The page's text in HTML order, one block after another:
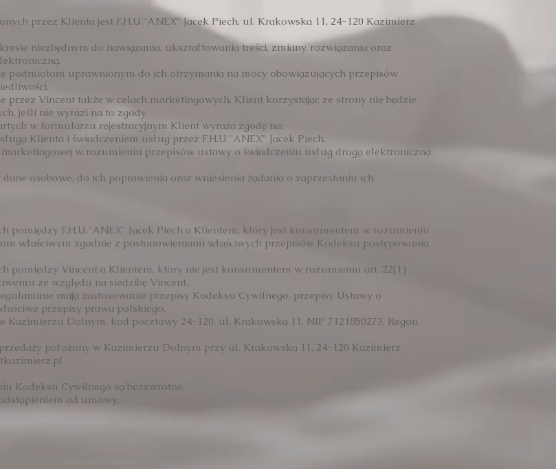
przez Klienta jest F.H.U.''ANEX'' Jacek Piech, ul. Krakowska 11, 24-120 Kazimierz
niezbędnym do nawiązania, ukształtowania treści, zmiany, rozwiązania oraz
podmiotom uprawnionym do ich otrzymania na mocy obowiązujących przepisów
przez Vincent także w celach marketingowych. Klient korzystając ze strony nie będzie
jeśli nie wyrazi na to zgody.
w formularzu rejestracyjnym Klient wyraża zgodę na:
Klienta i świadczeniem usług przez F.H.U.''ANEX'' Jacek Piech.
w rozumieniu przepisów ustawy o świadczeniu usług drogą elektroniczną
osobowe, do ich poprawienia oraz wniesienia żądania o zaprzestaniu ich
pomiędzy F.H.U.''ANEX'' Jacek Piech a Klientem, który jest konsumentem w rozumieniu
właściwym zgodnie z postanowieniami właściwych przepisów Kodeksu postępowania
pomiędzy Vincent a Klientem, który nie jest konsumentem w rozumieniu art. 22(1)
ze względu na siedzibę Vincent.
mają zastosowanie przepisy Kodeksu Cywilnego, przepisy Ustawy o
przepisy prawa polskiego.
Kazimierzu Dolnym, kod pocztowy 24-120, ul. Krakowska 11, NIP 7121850273, Regon
położony w Kazimierzu Dolnym przy ul. Krakowska 11, 24-120 Kazimierz
Kodeksu Cywilnego są bezzwrotne.
od umowy.